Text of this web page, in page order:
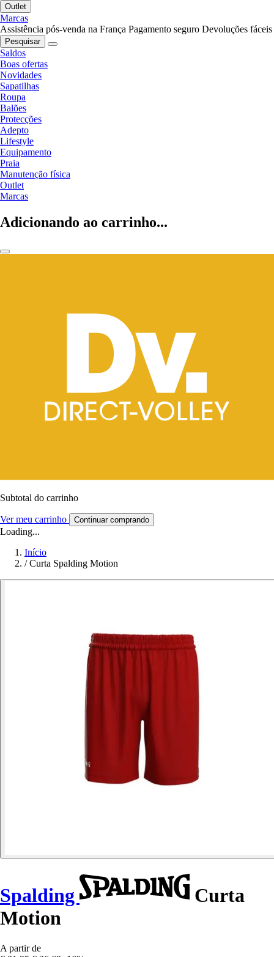
Outlet
Marcas
Assistência pós-venda na França Pagamento seguro Devoluções fáceis
Pesquisar
Saldos
Boas ofertas
Novidades
Sapatilhas
Roupa
Balões
Protecções
Adepto
Lifestyle
Equipamento
Praia
Manutenção física
Outlet
Marcas
Adicionando ao carrinho...
Subtotal do carrinho
Ver meu carrinho Continuar comprando
Loading...
Início
/ Curta Spalding Motion
Spalding
Curta
Motion
A partir de